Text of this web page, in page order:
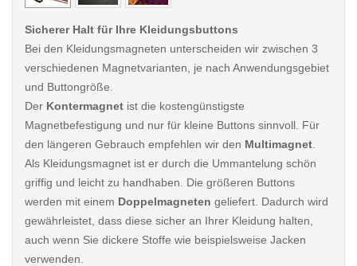
Sicherer Halt für Ihre Kleidungsbuttons
Bei den Kleidungsmagneten unterscheiden wir zwischen 3
verschiedenen Magnetvarianten, je nach Anwendungsgebiet
und Buttongröße.
Der Kontermagnet ist die kostengünstigste
Magnetbefestigung und nur für kleine Buttons sinnvoll. Für
den längeren Gebrauch empfehlen wir den Multimagnet
Als Kleidungsmagnet ist er durch die Ummantelung schön
griffig und leicht zu handhaben. Die größeren Buttons
werden mit einem Doppelmagneten geliefert. Dadurch wird
gewährleistet, dass diese sicher an Ihrer Kleidung halten,
auch wenn Sie dickere Stoffe wie beispielsweise Jacken
verwenden.